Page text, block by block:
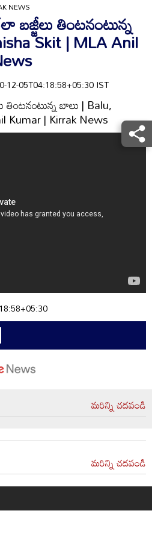
NEWS
తింటనంటున్న
Skit | MLA Anil
12-05T04:18:58+05:30 IST
బాలు | Balu,
Kumar | Kirrak News
మరిన్ని చదవండి
మరిన్ని చదవండి